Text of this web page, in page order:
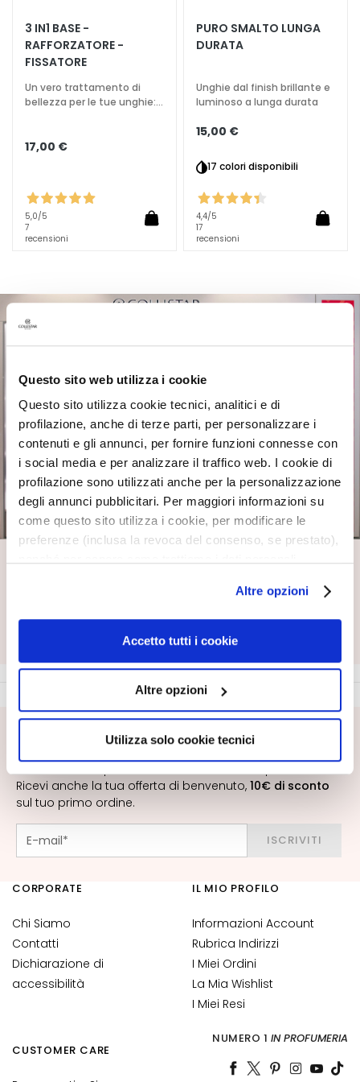
Questo sito web utilizza i cookie
Questo sito utilizza cookie tecnici, analitici e di
profilazione, anche di terze parti, per personalizzare i
contenuti e gli annunci, per fornire funzioni connesse con
i social media e per analizzare il traffico web. I cookie di
profilazione sono utilizzati anche per la personalizzazione
degli annunci pubblicitari. Per maggiori informazioni su
come questo sito utilizza i cookie, per modificare le
preferenze (inclusa la revoca del consenso, se prestato),
l’informativa cookie completa e l’informativa privacy
disponibiliqui. Le ricordiamo che, qualora clicchi su
“Utilizza solo i cookie necessari”, non sarà installato
quelli tecnici. Cliccando su “Accetto tutti i cookie”,
presterà il consenso all’installazione di tutti i cookie
utilizzati dal sito. Cliccando su "Altre opzioni", potrà
scegliere, in modo più granulare, quali cookie
Altre opzioni
Accetto tutti i cookie
Altre opzioni
Utilizza solo cookie tecnici
T
r
a
t
t
m
t
i
s
i
f
i
i
D
e
t
e
r
g
e
n
t
u
c
a
t
i
M
a
s
h
r
e
e
d
o
3 IN1 BASE -
RAFFORZATORE -
FISSATORE
Un vero trattamento di
bellezza per le tue unghie:
17,00 €
5,0/5
7
recensioni
PURO SMALTO LUNGA
DURATA
Unghie dal finish brillante e
luminoso a lunga durata
15,00 €
17 colori disponibili
4,4/5
17
recensioni
Trovaci vicino a te
Inserisci la tua città, provincia o CAP
ISCRIVITI ALLA NEWSLETTER
Ricevi anche la tua offerta di benvenuto, 10€ di sconto
sul tuo primo ordine.
ISCRIVITI
CORPORATE
Chi Siamo
Contatti
Dichiarazione di
accessibilità
CUSTOMER CARE
IL MIO PROFILO
Informazioni Account
Rubrica Indirizzi
I Miei Ordini
La Mia Wishlist
I Miei Resi
NUMERO 1 IN PROFUMERIA